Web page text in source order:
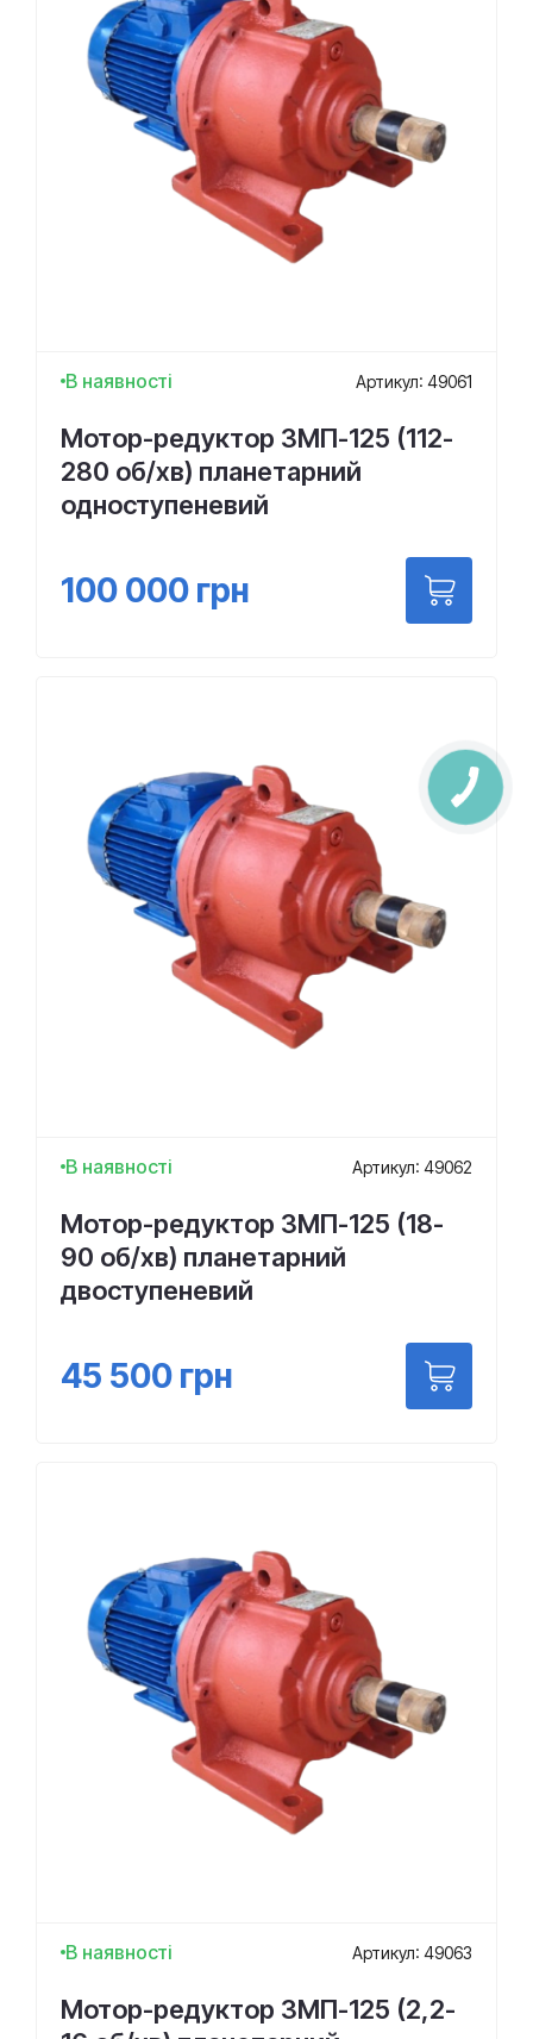
В наявності Артикул: 49061
Мотор-редуктор 3МП-125 (112-
280 об/хв) планетарний
одноступеневий
100 000 грн
В наявності Артикул: 49062
Мотор-редуктор 3МП-125 (18-
90 об/хв) планетарний
двоступеневий
45 500 грн
В наявності Артикул: 49063
Мотор-редуктор 3МП-125 (2,2-